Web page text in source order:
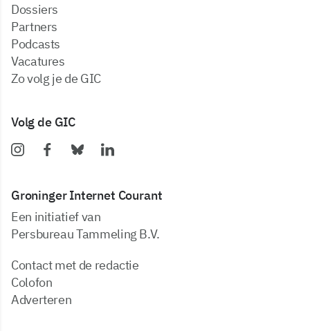
dossiers
partners
podcasts
vacatures
zo volg je de GIC
Volg de GIC
Groninger Internet Courant
Een initiatief van
Persbureau Tammeling B.V.
Contact met de redactie
Colofon
Adverteren